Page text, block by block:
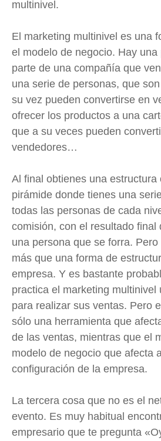
multinivel.
El marketing multinivel es una
el modelo de negocio. Hay
parte de una compañía que
una serie de personas, que
su vez pueden convertirse en
ofrecer los productos a una
que a su veces pueden
vendedores…
Al final obtienes una estructura
pirámide donde tienes una
todas las personas de cada
comisión, con el resultado final
una persona que se forra.
más que una forma de
empresa. Y es bastante
practica el marketing multinivel
para realizar sus ventas. Pero
sólo una herramienta que
de las ventas, mientras que el
modelo de negocio que afecta
configuración de la empresa.
La tercera cosa que no es el
evento. Es muy habitual
empresario que te pregunta